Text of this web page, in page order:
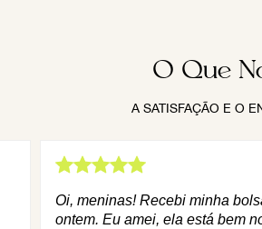
O Que
A SATISFAÇÃO E O
Oi, meninas! Recebi minha
ontem. Eu amei, ela está bem